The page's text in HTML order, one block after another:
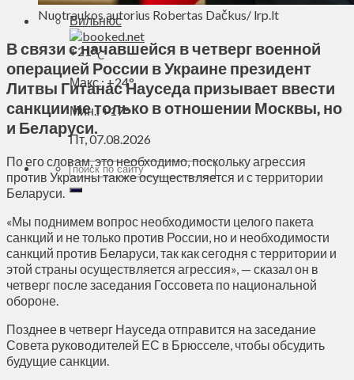
Вильнюс
+21°C
Макс.:+24°
Мин.:+17°
Пт, 07.08.2026
Nuotraukos autorius Robertas Dačkus/ lrp.lt
В связи с начавшейся в четверг военной
операцией России в Украине президент
Литвы Гитанас Науседа призывает ввести
санкции не только в отношении Москвы, но
и Беларуси.
По его словам, это необходимо, поскольку агрессия
против Украины также осуществляется и с территории
Беларуси.
«Мы поднимем вопрос необходимости целого пакета
санкций и не только против России, но и необходимости
санкций против Беларуси, так как сегодня с территории и
этой страны осуществляется агрессия», — сказал он в
четверг после заседания Госсовета по национальной
обороне.
Позднее в четверг Науседа отправится на заседание
Совета руководителей ЕС в Брюсселе, чтобы обсудить
будущие санкции.